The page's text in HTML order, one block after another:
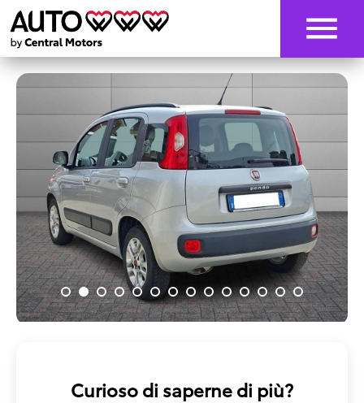
Curioso di saperne di più?